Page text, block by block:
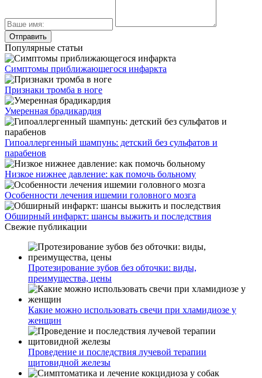
Популярные статьи
Симптомы приближающегося инфаркта
Признаки тромба в ноге
Умеренная брадикардия
Гипоаллергенный шампунь: детский без сульфатов и
парабенов
Низкое нижнее давление: как помочь больному
Особенности лечения ишемии головного мозга
Обширный инфаркт: шансы выжить и последствия
Свежие публикации
Протезирование зубов без обточки: виды,
преимущества, цены
Какие можно использовать свечи при хламидиозе у
женщин
Проведение и последствия лучевой терапии
щитовидной железы